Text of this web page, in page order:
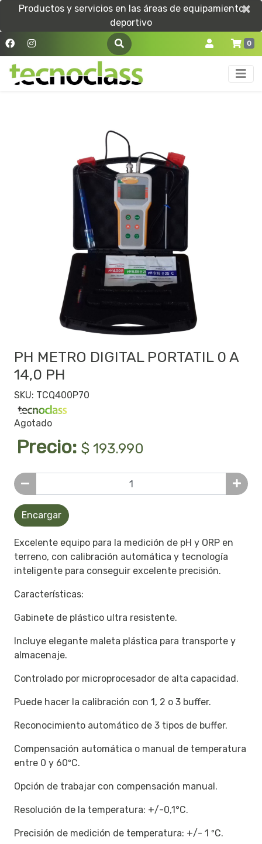
Productos y servicios en las áreas de equipamiento
deportivo
×
×
0
PH METRO DIGITAL PORTATIL 0 A
14,0 PH
SKU: TCQ400P70
Agotado
Precio: $ 193.990
Encargar
Excelente equipo para la medición de pH y ORP en
terreno, con calibración automática y tecnología
inteligente para conseguir excelente precisión.
Características:
Gabinete de plástico ultra resistente.
Incluye elegante maleta plástica para transporte y
almacenaje.
Controlado por microprocesador de alta capacidad.
Puede hacer la calibración con 1, 2 o 3 buffer.
Reconocimiento automático de 3 tipos de buffer.
Compensación automática o manual de temperatura
entre 0 y 60ºC.
Opción de trabajar con compensación manual.
Resolución de la temperatura: +/-0,1°C.
Precisión de medición de temperatura: +/- 1 ºC.